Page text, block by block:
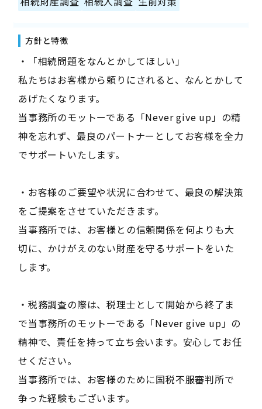
方針と特徴
・「相続問題をなんとかしてほしい」
私たちはお客様から頼りにされると、なんとかして
あげたくなります。
当事務所のモットーである「Never give up」の精
神を忘れず、最良のパートナーとしてお客様を全力
でサポートいたします。
・お客様のご要望や状況に合わせて、最良の解決策
をご提案をさせていただきます。
当事務所では、お客様との信頼関係を何よりも大
切に、かけがえのない財産を守るサポートをいた
します。
・税務調査の際は、税理士として開始から終了ま
で当事務所のモットーである「Never give up」の
精神で、責任を持って立ち会います。安心してお任
せください。
当事務所では、お客様のために国税不服審判所で
争った経験もございます。